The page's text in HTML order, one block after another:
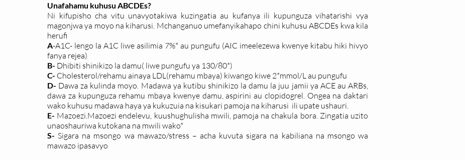
Unafahamu kuhusu ABCDEs?
Ni kifupisho cha vitu unavyotakiwa kuzingatia au kufanya ili kupunguza vihatarishi vya
magonjwa ya moyo na kiharusi. Mchanganuo umefanyikahapo chini kuhusu ABCDEs kwa kila
herufi
A-A1C- lengo la A1C liwe asilimia 7%* au pungufu (AIC imeelezewa kwenye kitabu hiki hivyo
fanya rejea)
B- Dhibiti shinikizo la damu( liwe pungufu ya 130/80*)
C- Cholesterol/rehamu ainaya LDL(rehamu mbaya) kiwango kiwe 2*mmol/L au pungufu
D- Dawa za kulinda moyo. Madawa ya kutibu shinikizo la damu la juu jamii ya ACE au ARBs,
dawa za kupunguza rehamu mbaya kwenye damu, aspirini au clopidogrel. Ongea na daktari
wako kuhusu madawa haya ya kukuzuia na kisukari pamoja na kiharusi ili upate ushauri.
E- Mazoezi.Mazoezi endelevu, kuushughulisha mwili, pamoja na chakula bora. Zingatia uzito
unaoshauriwa kutokana na mwili wako*
S-Sigara na msongo wa mawazo/stress – acha kuvuta sigara na kabiliana na msongo wa
mawazo ipasavyo